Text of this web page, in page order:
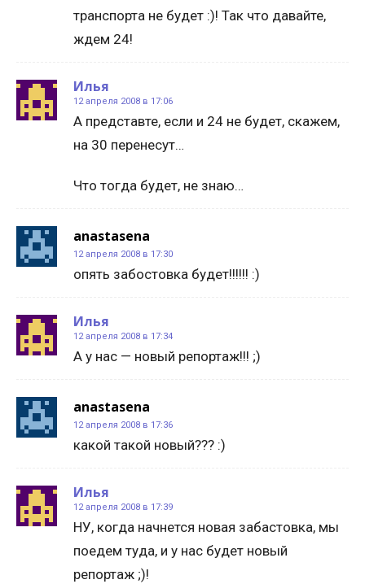
транспорта не будет :)! Так что давайте,
ждем 24!
Илья
12 апреля 2008 в 17:06
А представте, если и 24 не будет, скажем,
на 30 перенесут…
Что тогда будет, не знаю…
anastasena
12 апреля 2008 в 17:30
опять забостовка будет!!!!!! :)
Илья
12 апреля 2008 в 17:34
А у нас — новый репортаж!!! ;)
anastasena
12 апреля 2008 в 17:36
какой такой новый??? :)
Илья
12 апреля 2008 в 17:39
НУ, когда начнется новая забастовка, мы
поедем туда, и у нас будет новый
репортаж ;)!